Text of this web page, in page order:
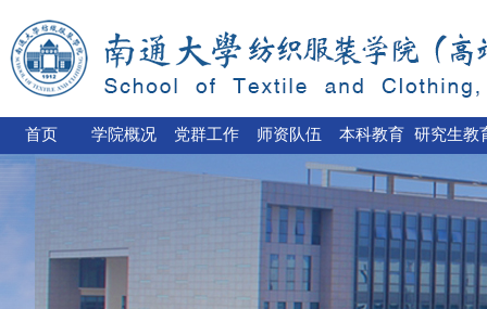
首页 学院概况 党群工作 师资队伍 本科教育 研究生教